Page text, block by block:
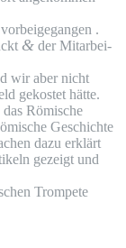
.
& der Mit­ar­bei­
wir aber nicht
gekos­tet hätte.
Römi­sche
Geschich­te
dazu erklärt
gezeigt und
Trom­pe­te